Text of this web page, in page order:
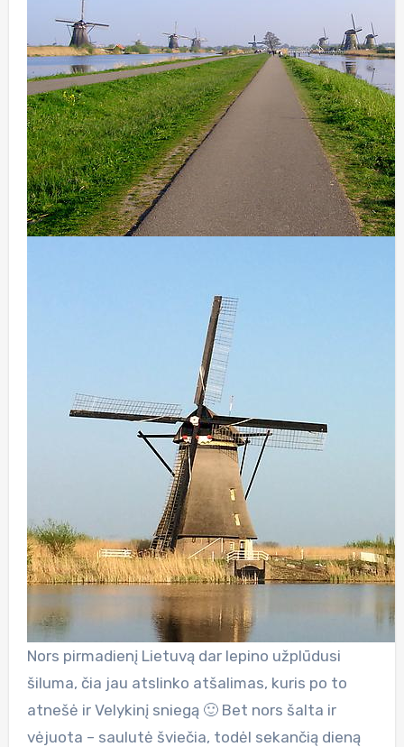
Nors pirmadienį Lietuvą dar lepino užplūdusi
šiluma, čia jau atslinko atšalimas, kuris po to
atnešė ir Velykinį sniegą 🙂 Bet nors šalta ir
vėjuota – saulutė šviečia, todėl sekančią dieną